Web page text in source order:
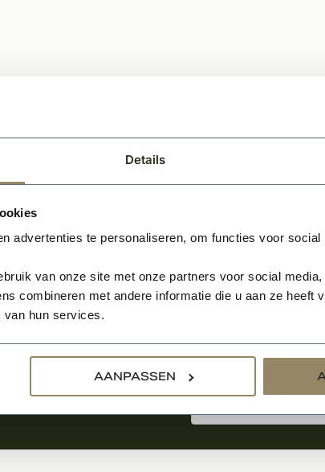
Details
advertenties te personaliseren, om functies voor
van onze site met onze partners voor social
combineren met andere informatie die u aan ze heeft
van hun services.
AANPASSEN
Aanmelden voor de